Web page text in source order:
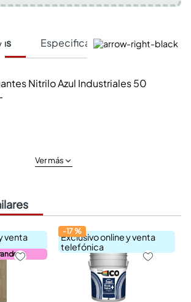
Especificaciones Técnicas
Nitrilo Azul Industriales 50
Ver más
venta
Exclusivo online y venta
telefónica
-17%